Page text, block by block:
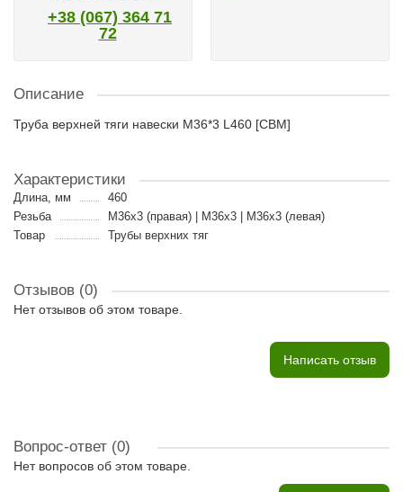
+38 (067) 364 71
72
Описание
Труба верхней тяги навески M36*3 L460 [CBM]
Характеристики
Длина, мм
460
Резьба
М36х3 (правая) | М36х3 | М36х3 (левая)
Товар
Трубы верхних тяг
Отзывов (0)
Нет отзывов об этом товаре.
Написать отзыв
Вопрос-ответ (0)
Нет вопросов об этом товаре.